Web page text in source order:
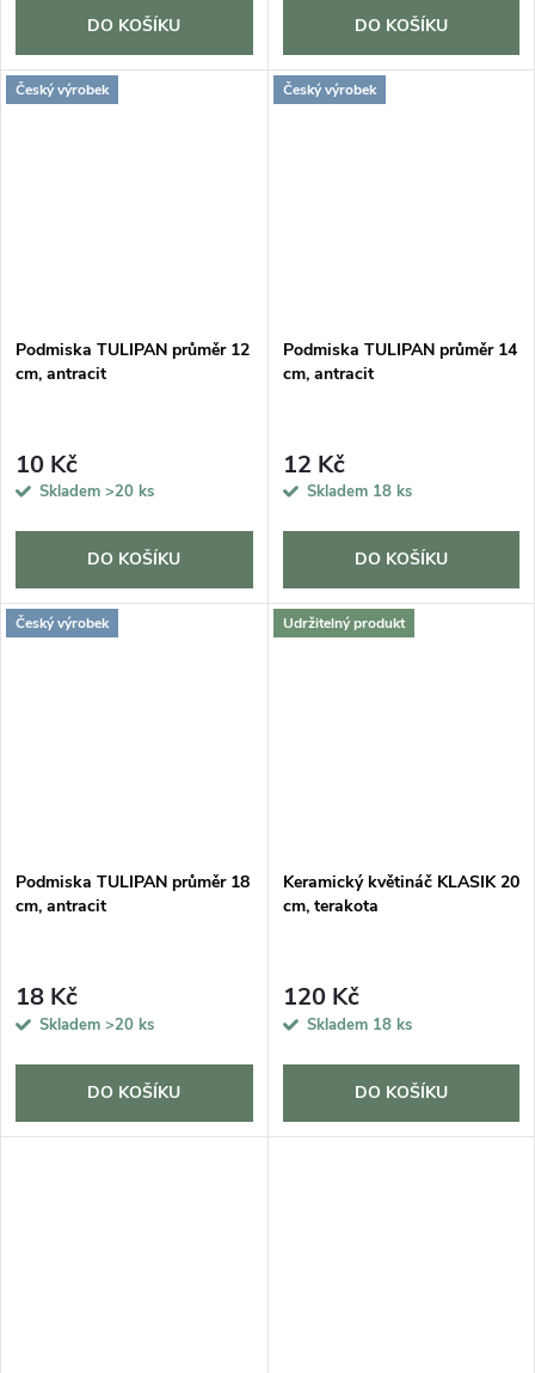
DO KOŠÍKU DO KOŠÍKU
Český výrobek
Podmiska TULIPAN průměr 12
cm, antracit
10 Kč
Skladem >20 ks
DO KOŠÍKU
Český výrobek
Podmiska TULIPAN průměr 14
cm, antracit
12 Kč
Skladem 18 ks
DO KOŠÍKU
Český výrobek
Podmiska TULIPAN průměr 18
cm, antracit
18 Kč
Skladem >20 ks
DO KOŠÍKU
Udržitelný produkt
Keramický květináč KLASIK 20
cm, terakota
120 Kč
Skladem 18 ks
DO KOŠÍKU